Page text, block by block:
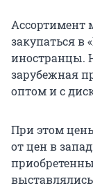
Ассортимент
закупаться в
иностранцы.
зарубежная
оптом и с
При этом
от цен в